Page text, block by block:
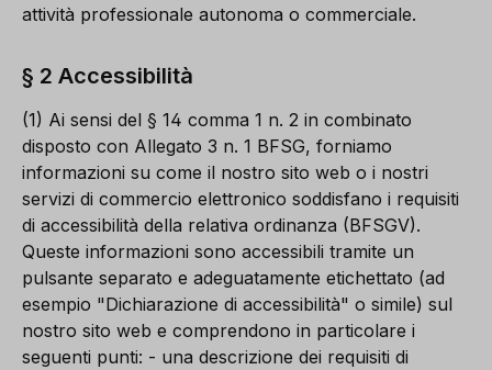
attività professionale autonoma o commerciale.
§ 2 Accessibilità
(1) Ai sensi del § 14 comma 1 n. 2 in combinato
disposto con Allegato 3 n. 1 BFSG, forniamo
informazioni su come il nostro sito web o i nostri
servizi di commercio elettronico soddisfano i requisiti
di accessibilità della relativa ordinanza (BFSGV).
Queste informazioni sono accessibili tramite un
pulsante separato e adeguatamente etichettato (ad
esempio "Dichiarazione di accessibilità" o simile) sul
nostro sito web e comprendono in particolare i
seguenti punti: - una descrizione dei requisiti di